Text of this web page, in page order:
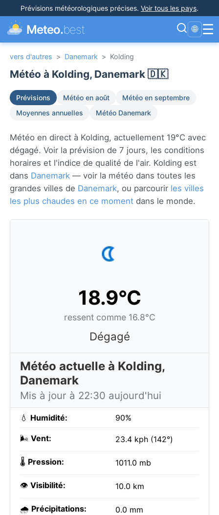
Prévisions météorologiques précises. Voir tous les pays.
Meteo.best 🌐 ☰
vers d'autres > Danemark > Kolding
Météo à Kolding, Danemark 🇩🇰
Prévisions Météo en août
Météo en septembre
Moyennes annuelles
Météo Danemark
Météo en direct à Kolding, actuellement 19°C avec
dégagé. Voir la prévision de 7 jours, les conditions
horaires et l'indice de qualité de l'air. Kolding est
dans Danemark — voir la météo dans toutes les
grandes villes de Danemark, ou parcourir les villes
les plus chaudes en ce moment dans le monde.
18.9°C
ressent comme 16.8°C
Dégagé
Météo actuelle à Kolding,
Danemark
Mis à jour à 22:30 aujourd'hui
💧 Humidité: 90%
🌬️ Vent: 23.4 kph (142°)
🌡️ Pression: 1011.0 mb
👁️ Visibilité: 10.0 km
🌧️ Précipitations: 0.0 mm